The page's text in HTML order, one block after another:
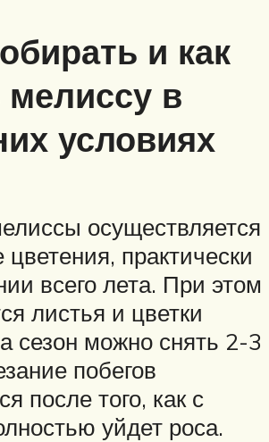
и как
в
условиях
осуществляется
практически
всего лета. При этом
листья и цветки
сезон можно снять 2-3
побегов
после того, как с
уйдет роса.